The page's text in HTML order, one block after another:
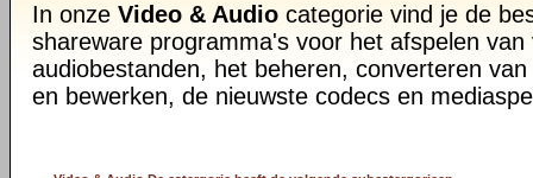
In onze Video & Audio categorie vind je de
shareware programma's voor het afspelen van
audiobestanden, het beheren, converteren
en bewerken, de nieuwste codecs en